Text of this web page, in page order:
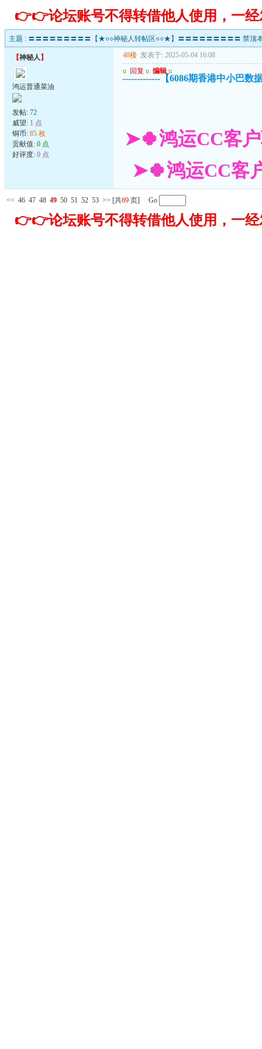
👉👉论坛账号不得转借他人使用，一
主题 : 〓〓〓〓〓〓〓〓〓【★○○神秘人转帖区○○★】〓〓〓〓〓〓〓〓〓 禁顶
【神秘人 】
鸿运普通菜油
发帖: 72
威望: 1 点
铜币: 85 枚
贡献值: 0 点
好评度: 0 点
48楼 发表于: 2025-05-04 16:08
u 回复 u 编辑 u
-------------【6086期香港中小巴数
➤🍀鸿运CC客
➤🍀鸿运CC客
<< 46 47 48 49 50 51 52 53 >> [共69 页] Go
👉👉论坛账号不得转借他人使用，一